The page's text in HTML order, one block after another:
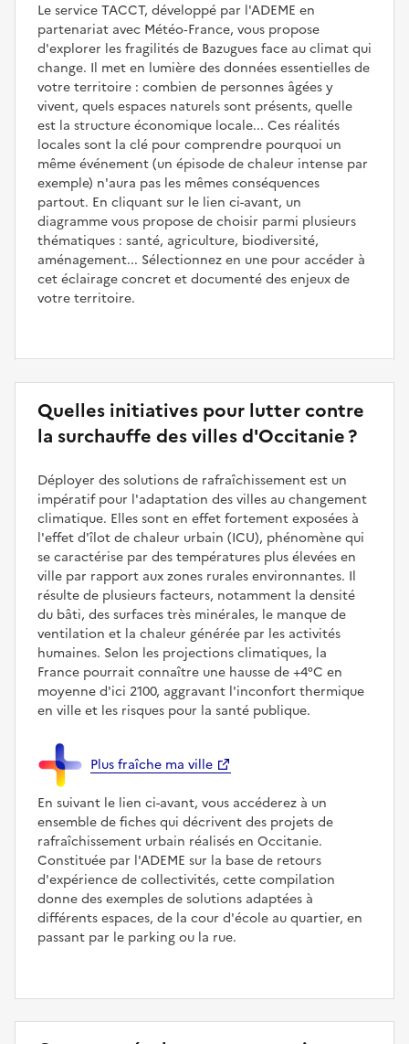
Le service TACCT, développé par l'ADEME en
partenariat avec Météo‑France, vous propose
d'explorer les fragilités de Bazugues face au climat qui
change. Il met en lumière des données essentielles de
votre territoire : combien de personnes âgées y
vivent, quels espaces naturels sont présents, quelle
est la structure économique locale... Ces réalités
locales sont la clé pour comprendre pourquoi un
même événement (un épisode de chaleur intense par
exemple) n'aura pas les mêmes conséquences
partout. En cliquant sur le lien ci-avant, un
diagramme vous propose de choisir parmi plusieurs
thématiques : santé, agriculture, biodiversité,
aménagement... Sélectionnez en une pour accéder à
cet éclairage concret et documenté des enjeux de
votre territoire.
Quelles initiatives pour lutter contre
la surchauffe des villes d'Occitanie ?
Déployer des solutions de rafraîchissement est un
impératif pour l'adaptation des villes au changement
climatique. Elles sont en effet fortement exposées à
l'effet d'îlot de chaleur urbain (ICU), phénomène qui
se caractérise par des températures plus élevées en
ville par rapport aux zones rurales environnantes. Il
résulte de plusieurs facteurs, notamment la densité
du bâti, des surfaces très minérales, le manque de
ventilation et la chaleur générée par les activités
humaines. Selon les projections climatiques, la
France pourrait connaître une hausse de +4°C en
moyenne d'ici 2100, aggravant l'inconfort thermique
en ville et les risques pour la santé publique.
Plus fraîche ma ville
En suivant le lien ci-avant, vous accéderez à un
ensemble de fiches qui décrivent des projets de
rafraîchissement urbain réalisés en Occitanie.
Constituée par l'ADEME sur la base de retours
d'expérience de collectivités, cette compilation
donne des exemples de solutions adaptées à
différents espaces, de la cour d'école au quartier, en
passant par le parking ou la rue.